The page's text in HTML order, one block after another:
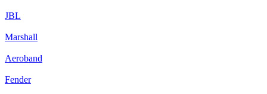
JBL
Marshall
Aeroband
Fender